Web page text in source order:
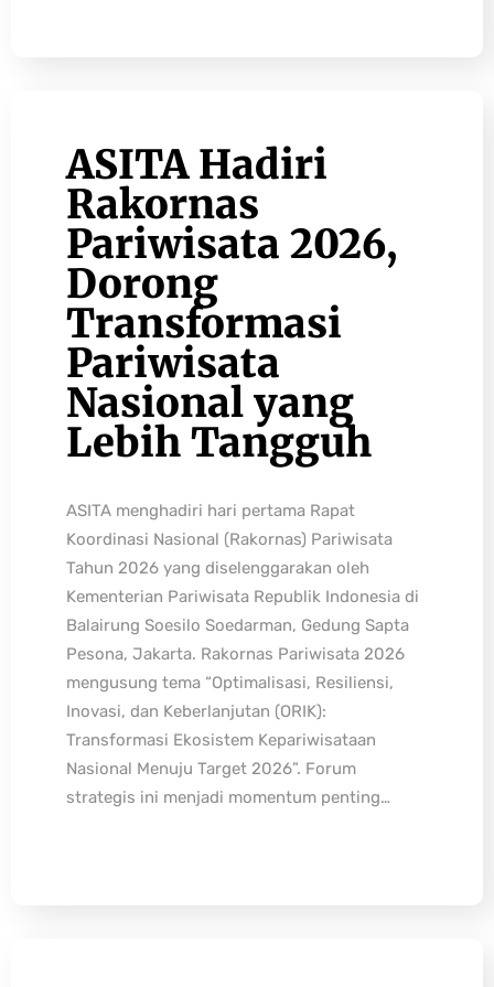
ASITA Hadiri
Rakornas
Pariwisata 2026,
Dorong
Transformasi
Pariwisata
Nasional yang
Lebih Tangguh
ASITA menghadiri hari pertama Rapat
Koordinasi Nasional (Rakornas) Pariwisata
Tahun 2026 yang diselenggarakan oleh
Kementerian Pariwisata Republik Indonesia di
Balairung Soesilo Soedarman, Gedung Sapta
Pesona, Jakarta. Rakornas Pariwisata 2026
mengusung tema “Optimalisasi, Resiliensi,
Inovasi, dan Keberlanjutan (ORIK):
Transformasi Ekosistem Kepariwisataan
Nasional Menuju Target 2026”. Forum
strategis ini menjadi momentum penting…